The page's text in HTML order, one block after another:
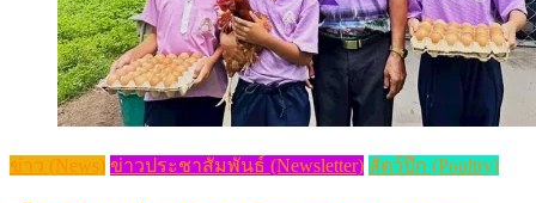
ข่าว (News) ข่าวประชาสัมพันธ์ (Newsletter) สัตว์ปีก (Poultry)